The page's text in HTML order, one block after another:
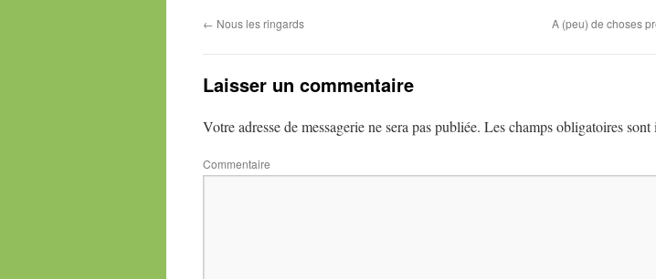
← Nous les ringards A (peu) de choses
Laisser un commentaire
Votre adresse de messagerie ne sera pas publiée. Les champs obligatoires sont
Commentaire